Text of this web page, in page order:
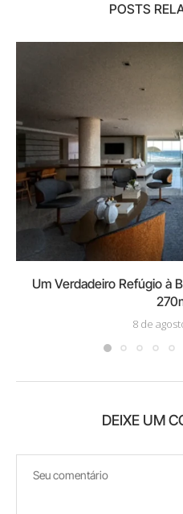
POSTS
Um Verdadeiro Refúgio à
8 de
DEIXE UM